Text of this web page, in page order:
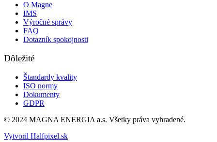
O Magne
IMS
Výročné správy
FAQ
Dotazník spokojnosti
Dôležité
Štandardy kvality
ISO normy
Dokumenty
GDPR
© 2024 MAGNA ENERGIA a.s. Všetky práva vyhradené.
Vytvoril Halfpixel.sk